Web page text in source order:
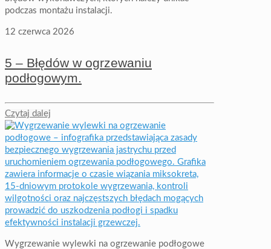
podczas montażu instalacji.
12 czerwca 2026
5 – Błędów w ogrzewaniu
podłogowym.
Czytaj dalej
Wygrzewanie wylewki na ogrzewanie podłogowe